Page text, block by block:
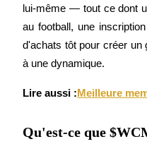
Guide de démarrage des
lui-même — tout ce dont
au football, une
d'achats tôt pour créer un
à une dynamique.
Lire aussi : Meilleure
Qu'est-ce que